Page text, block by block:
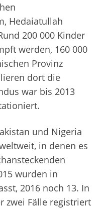
Hedaiatullah
200 000 Kinder
werden, 160 000
Provinz
dort die
war bis 2013
und Nigeria
in denen es
wurden in
2016 noch 13. In
zwei Fälle registriert